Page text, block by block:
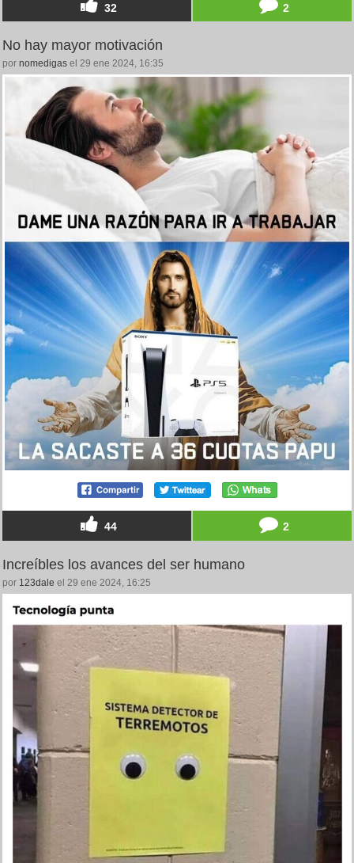
32 2
No hay mayor motivación
por nomedigas el 29 ene 2024, 16:35
44 2
Increíbles los avances del ser humano
por 123dale el 29 ene 2024, 16:25